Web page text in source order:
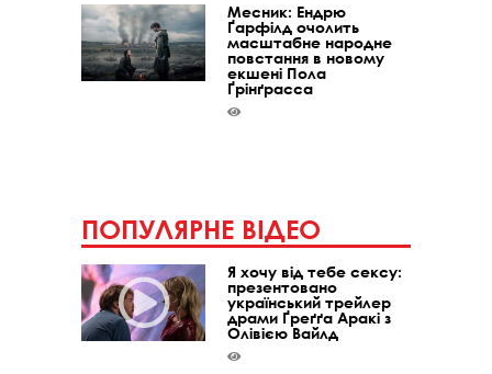
Месник: Ендрю
Ґарфілд очолить
масштабне народне
повстання в новому
екшені Пола
Ґрінґрасса
ПОПУЛЯРНЕ ВІДЕО
Я хочу від тебе сексу:
презентовано
український трейлер
драми Ґреґґа Аракі з
Олівією Вайлд